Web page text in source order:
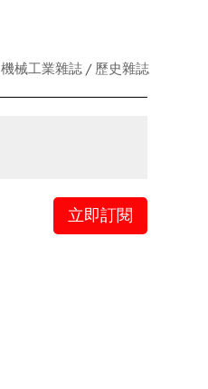
機械工業雜誌 歷史雜誌
立即訂閱